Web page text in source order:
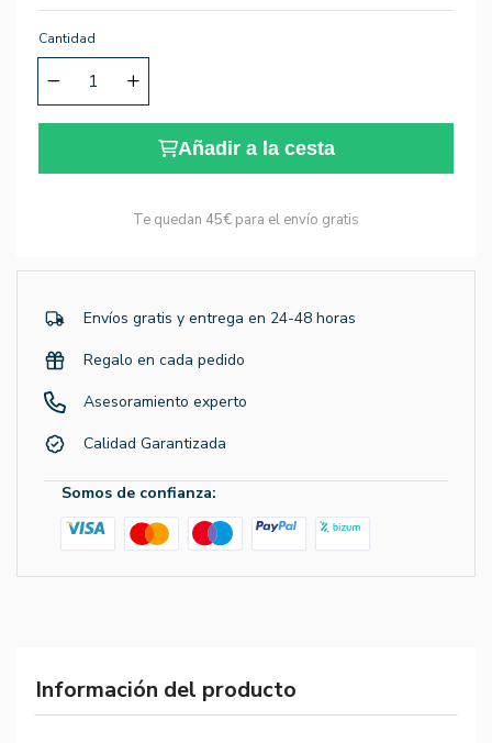
Cantidad
Añadir a la cesta
Te quedan 45€ para el envío gratis
Envíos gratis y entrega en 24-48 horas
Regalo en cada pedido
Asesoramiento experto
Calidad Garantizada
Somos de confianza:
Información del producto